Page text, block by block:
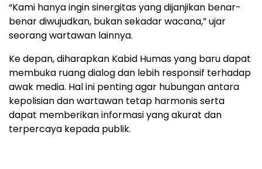
“Kami hanya ingin sinergitas yang dijanjikan benar-
benar diwujudkan, bukan sekadar wacana,” ujar
seorang wartawan lainnya.
Ke depan, diharapkan Kabid Humas yang baru dapat
membuka ruang dialog dan lebih responsif terhadap
awak media. Hal ini penting agar hubungan antara
kepolisian dan wartawan tetap harmonis serta
dapat memberikan informasi yang akurat dan
terpercaya kepada publik.